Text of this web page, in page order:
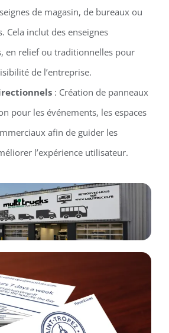
de magasin, de bureaux ou
Cela inclut des enseignes
en relief ou traditionnelles pour
de l’entreprise.
: Création de panneaux
pour les événements, les espaces
afin de guider les
l’expérience utilisateur.